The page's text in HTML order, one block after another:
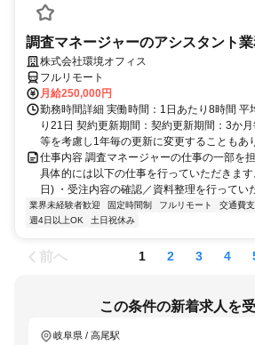
調査マネージャーのアシスタント
株式会社環境オフィス
フルリモート
月給250,000円
勤務時間詳細 実働時間：1日あたり8時間 平
り21日 契約更新期間：契約更新期間：3か
等を考慮し1年毎の更新に変更することもあ
仕事内容 調査マネージャーの仕事の一部を
具体的には以下の仕事を行っていただきま
日) ・受注内容の確認／資料整理を行ってい
業界未経験者歓迎 固定時間制 フルリモート 交通費
週4日以上OK
土日祝休み
前へ 1 2 3 4
この条件の新着求人を
岐阜県 / 高尾駅